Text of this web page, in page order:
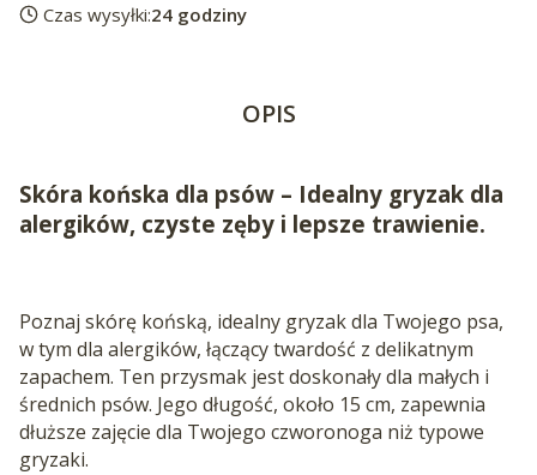
Czas wysyłki:24 godziny
OPIS
Skóra końska dla psów – Idealny gryzak dla
alergików, czyste zęby i lepsze trawienie.
Poznaj skórę końską, idealny gryzak dla Twojego psa,
w tym dla alergików, łączący twardość z delikatnym
zapachem. Ten przysmak jest doskonały dla małych i
średnich psów. Jego długość, około 15 cm, zapewnia
dłuższe zajęcie dla Twojego czworonoga niż typowe
gryzaki.